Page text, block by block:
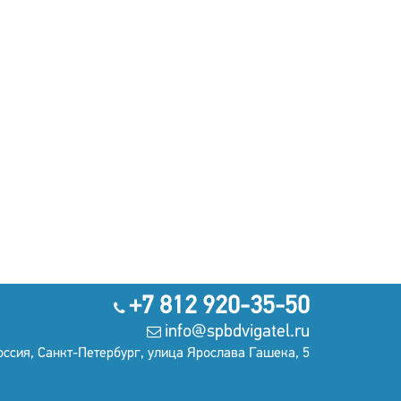
+7 812 920-35-50
info@spbdvigatel.ru
Санкт-Петербург, улица Ярослава Гашека, 5